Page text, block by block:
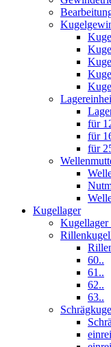
für
für
für
Kugellager
Kugellager
60..
61..
62..
63..